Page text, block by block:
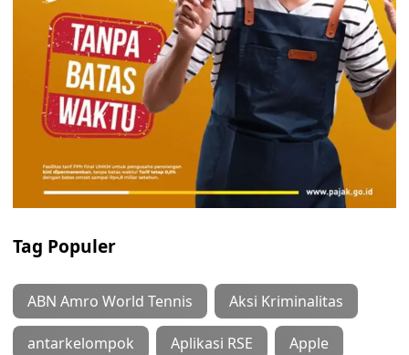
Tag Populer
ABN Amro World Tennis Aksi Kriminalitas
antarkelompok Aplikasi RSE Apple